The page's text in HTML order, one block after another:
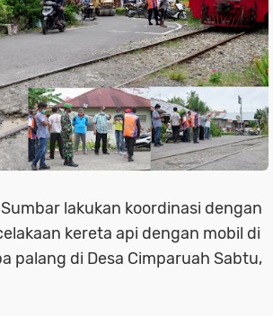
lakukan koordinasi dengan
kereta api dengan mobil di
palang di Desa Cimparuah Sabtu,